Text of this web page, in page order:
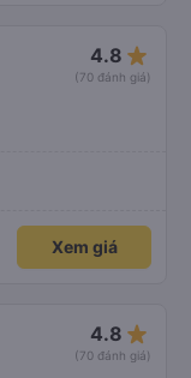
4.8 star_rate
(70 đánh giá)
Xem giá
4.8 star_rate
(70 đánh giá)